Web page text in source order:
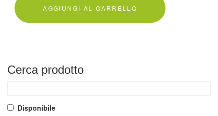
AGGIUNGI AL CARRELLO
Cerca prodotto
Disponibile